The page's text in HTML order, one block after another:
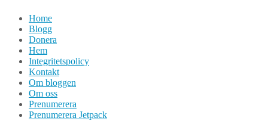
Hoppa
innehåll
Home
Blogg
Donera
Hem
Integritetspolicy
Kontakt
Om bloggen
Om oss
Prenumerera
Prenumerera Jetpack